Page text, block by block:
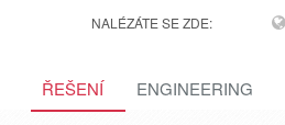
NALÉZÁTE SE ZDE:
ŘEŠENÍ ENGINEERING